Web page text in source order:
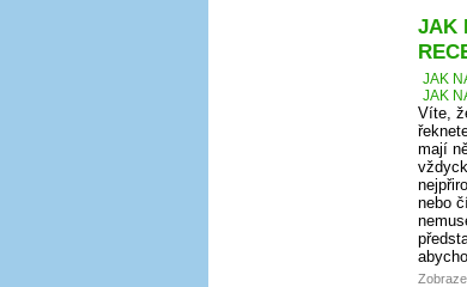
JAK
JAK
JAK
Víte,
mají
nebo